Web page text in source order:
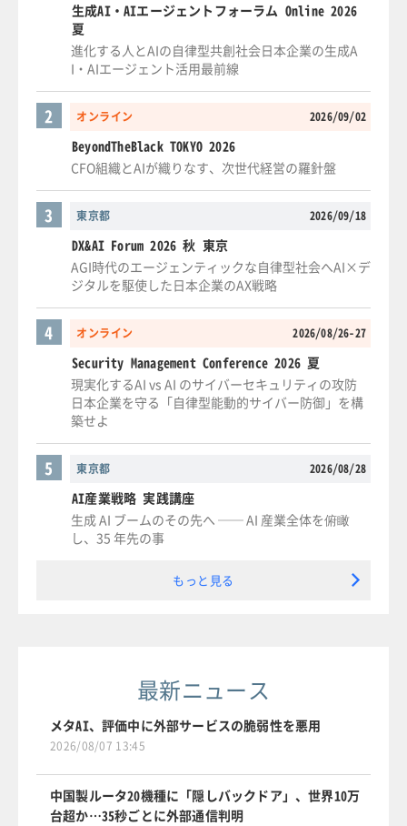
生成AI・AIエージェントフォーラム Online 2026
夏
進化する人とAIの自律型共創社会日本企業の生成A
I・AIエージェント活用最前線
オンライン 2026/09/02
2
BeyondTheBlack TOKYO 2026
CFO組織とAIが織りなす、次世代経営の羅針盤
東京都 2026/09/18
3
DX&AI Forum 2026 秋 東京
AGI時代のエージェンティックな自律型社会へAI×デ
ジタルを駆使した日本企業のAX戦略
オンライン 2026/08/26-27
4
Security Management Conference 2026 夏
現実化するAI vs AI のサイバーセキュリティの攻防
日本企業を守る「自律型能動的サイバー防御」を構
築せよ
東京都 2026/08/28
5
AI産業戦略 実践講座
生成 AI ブームのその先へ ── AI 産業全体を俯瞰
し、35 年先の事
もっと見る
最新ニュース
メタAI、評価中に外部サービスの脆弱性を悪用
2026/08/07 13:45
中国製ルータ20機種に「隠しバックドア」、世界10万
台超か…35秒ごとに外部通信判明